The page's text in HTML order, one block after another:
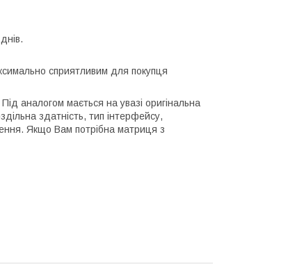
сприятливим для покупця
аналогом мається на увазі оригінальна
здатність, тип інтерфейсу,
Якщо Вам потрібна матриця з